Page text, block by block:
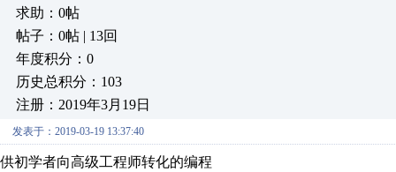
求助：0帖
帖子：0帖 | 13回
年度积分：0
历史总积分：103
注册：2019年3月19日
发表于：2019-03-19 13:37:40
供初学者向高级工程师转化的编程